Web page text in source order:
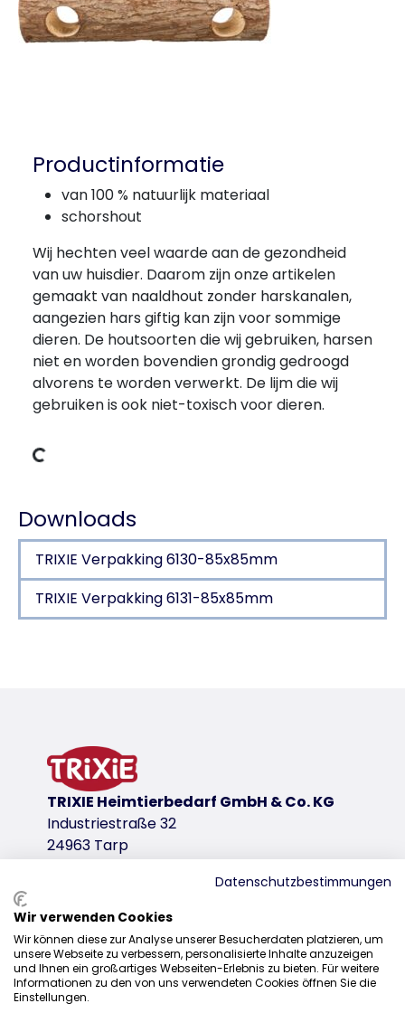
Productinformatie
van 100 % natuurlijk materiaal
schorshout
Wij hechten veel waarde aan de gezondheid
van uw huisdier. Daarom zijn onze artikelen
gemaakt van naaldhout zonder harskanalen,
aangezien hars giftig kan zijn voor sommige
dieren. De houtsoorten die wij gebruiken, harsen
niet en worden bovendien grondig gedroogd
alvorens te worden verwerkt. De lijm die wij
gebruiken is ook niet-toxisch voor dieren.
Downloads
TRIXIE Verpakking 6130-85x85mm
TRIXIE Verpakking 6131-85x85mm
Wij hechten veel waarde aan de gezondheid van
productvariant
productvariant: uniek productnummer
Afmetingen
voor bijv.
productvariant: uniek productnummer
Afmetingen
TRIXIE Heimtierbedarf GmbH & Co. KG
Industriestraße 32
24963 Tarp
Distributie
+31 20 7980 995
sales@trixie.de
Datenschutzbestimmungen
Wir verwenden Cookies
Wir können diese zur Analyse unserer Besucherdaten platzieren, um
unsere Webseite zu verbessern, personalisierte Inhalte anzuzeigen
und Ihnen ein großartiges Webseiten-Erlebnis zu bieten. Für weitere
Informationen zu den von uns verwendeten Cookies öffnen Sie die
Einstellungen.